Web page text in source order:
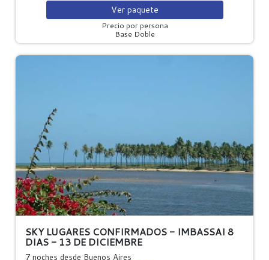
Ver paquete
Precio por persona
Base Doble
SKY LUGARES CONFIRMADOS - IMBASSAI 8
DIAS - 13 DE DICIEMBRE
7 noches desde Buenos Aires